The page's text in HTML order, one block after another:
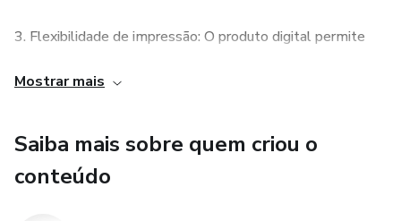
3. Flexibilidade de impressão: O produto digital permite
possibilitando que você tenha uma cópia para cada semana
4. Estímulo à autonomia: Ao envolver seu filho na
organização do lanche semanal, você estará incentivando
Mostrar mais
Saiba mais sobre quem criou o
conteúdo